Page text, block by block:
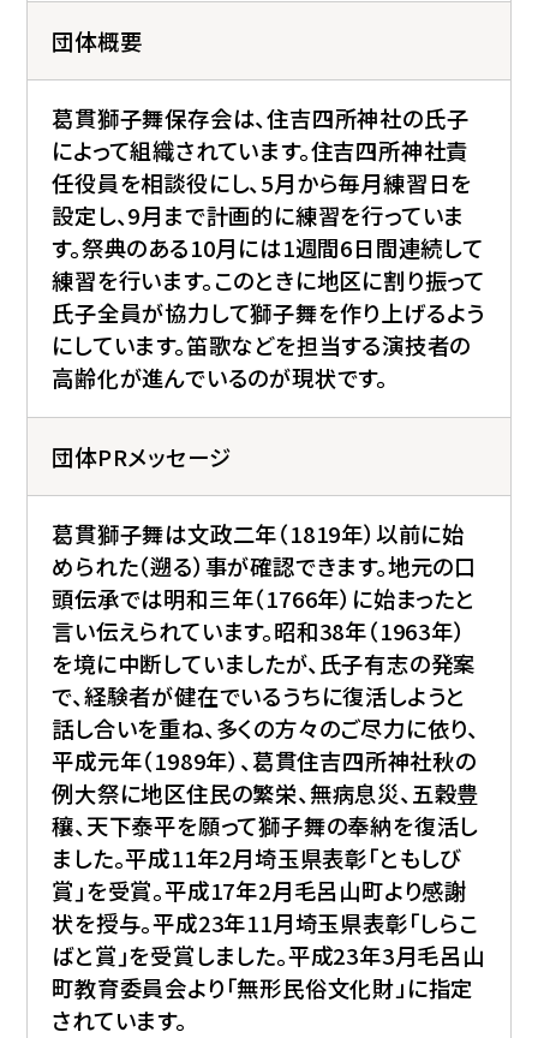
団体概要
葛貫獅子舞保存会は、住吉四所神社の氏子
によって組織されています。住吉四所神社責
任役員を相談役にし、5月から毎月練習日を
設定し、9月まで計画的に練習を行っていま
す。祭典のある10月には1週間6日間連続して
練習を行います。このときに地区に割り振って
氏子全員が協力して獅子舞を作り上げるよう
にしています。笛歌などを担当する演技者の
高齢化が進んでいるのが現状です。
団体PRメッセージ
葛貫獅子舞は文政二年（1819年）以前に始
められた（遡る）事が確認できます。地元の口
頭伝承では明和三年（1766年）に始まったと
言い伝えられています。昭和38年（1963年）
を境に中断していましたが、氏子有志の発案
で、経験者が健在でいるうちに復活しようと
話し合いを重ね、多くの方々のご尽力に依り、
平成元年（1989年）、葛貫住吉四所神社秋の
例大祭に地区住民の繁栄、無病息災、五穀豊
穰、天下泰平を願って獅子舞の奉納を復活し
ました。平成11年2月埼玉県表彰｢ともしび
賞｣を受賞。平成17年2月毛呂山町より感謝
状を授与。平成23年11月埼玉県表彰｢しらこ
ばと賞｣を受賞しました。平成23年3月毛呂山
町教育委員会より「無形民俗文化財」に指定
されています。